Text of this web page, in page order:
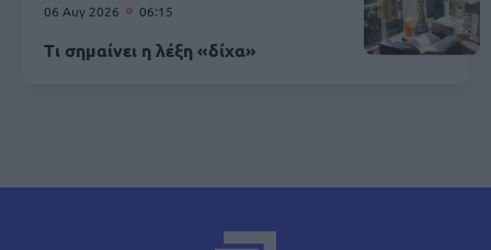
06 Αυγ 2026 06:15
Τι σημαίνει η λέξη «δίχα»